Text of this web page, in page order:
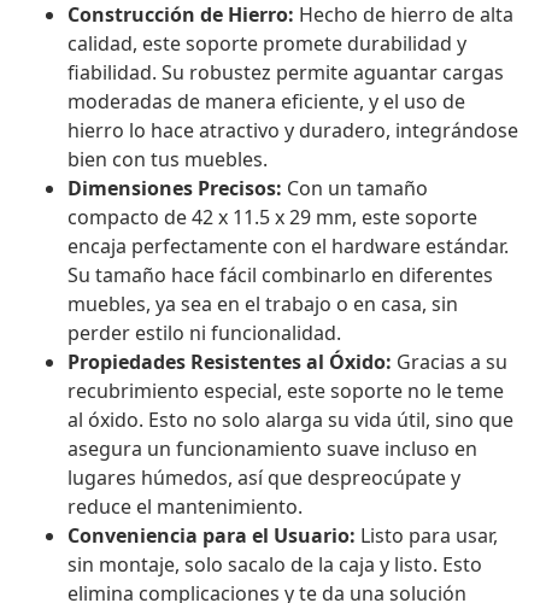
Construcción de Hierro: Hecho de hierro de alta
calidad, este soporte promete durabilidad y
fiabilidad. Su robustez permite aguantar cargas
moderadas de manera eficiente, y el uso de
hierro lo hace atractivo y duradero, integrándose
bien con tus muebles.
Dimensiones Precisos: Con un tamaño
compacto de 42 x 11.5 x 29 mm, este soporte
encaja perfectamente con el hardware estándar.
Su tamaño hace fácil combinarlo en diferentes
muebles, ya sea en el trabajo o en casa, sin
perder estilo ni funcionalidad.
Propiedades Resistentes al Óxido: Gracias a su
recubrimiento especial, este soporte no le teme
al óxido. Esto no solo alarga su vida útil, sino que
asegura un funcionamiento suave incluso en
lugares húmedos, así que despreocúpate y
reduce el mantenimiento.
Conveniencia para el Usuario: Listo para usar,
sin montaje, solo sacalo de la caja y listo. Esto
elimina complicaciones y te da una solución